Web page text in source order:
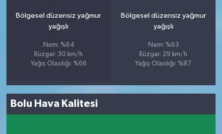
Bölgesel düzensiz yağmur
yağışlı
Nem: %64
Rüzgar: 30 km/h
Yağış Olasılığı: %66
Bölgesel düzensiz yağmur
yağışlı
Nem: %63
Rüzgar: 29 km/h
Yağış Olasılığı: %87
Bolu Hava Kalitesi